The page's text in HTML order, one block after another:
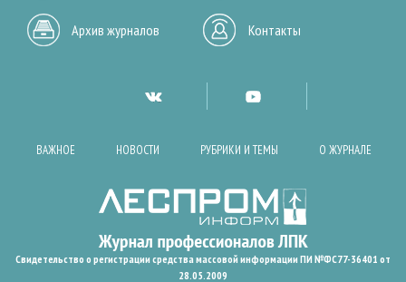
Архив журналов Контакты
ВАЖНОЕ НОВОСТИ РУБРИКИ И ТЕМЫ О ЖУРНАЛЕ
Свидетельство о регистрации средства массовой информации ПИ №ФС77-36401 от
28.05.2009